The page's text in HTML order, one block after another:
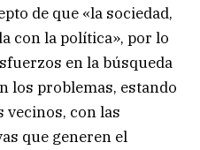
de que «la sociedad,
con la política», por lo
en la búsqueda
los problemas, estando
vecinos, con las
que generen el